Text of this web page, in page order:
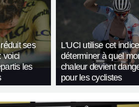
ses
voici
les
L'UCI utilise cet
déterminer à quel
chaleur devient
pour les cyclistes